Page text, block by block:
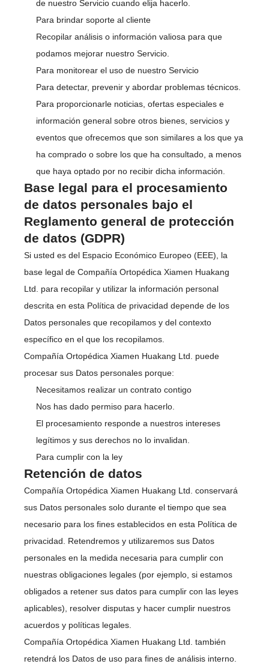
de nuestro Servicio cuando elija hacerlo.
Para brindar soporte al cliente
Recopilar análisis o información valiosa para que
podamos mejorar nuestro Servicio.
Para monitorear el uso de nuestro Servicio
Para detectar, prevenir y abordar problemas técnicos.
Para proporcionarle noticias, ofertas especiales e
información general sobre otros bienes, servicios y
eventos que ofrecemos que son similares a los que ya
ha comprado o sobre los que ha consultado, a menos
que haya optado por no recibir dicha información.
Base legal para el procesamiento
de datos personales bajo el
Reglamento general de protección
de datos (GDPR)
Si usted es del Espacio Económico Europeo (EEE), la
base legal de Compañía Ortopédica Xiamen Huakang
Ltd. para recopilar y utilizar la información personal
descrita en esta Política de privacidad depende de los
Datos personales que recopilamos y del contexto
específico en el que los recopilamos.
Compañía Ortopédica Xiamen Huakang Ltd. puede
procesar sus Datos personales porque:
Necesitamos realizar un contrato contigo
Nos has dado permiso para hacerlo.
El procesamiento responde a nuestros intereses
legítimos y sus derechos no lo invalidan.
Para cumplir con la ley
Retención de datos
Compañía Ortopédica Xiamen Huakang Ltd. conservará
sus Datos personales solo durante el tiempo que sea
necesario para los fines establecidos en esta Política de
privacidad. Retendremos y utilizaremos sus Datos
personales en la medida necesaria para cumplir con
nuestras obligaciones legales (por ejemplo, si estamos
obligados a retener sus datos para cumplir con las leyes
aplicables), resolver disputas y hacer cumplir nuestros
acuerdos y políticas legales.
Compañía Ortopédica Xiamen Huakang Ltd. también
retendrá los Datos de uso para fines de análisis interno.